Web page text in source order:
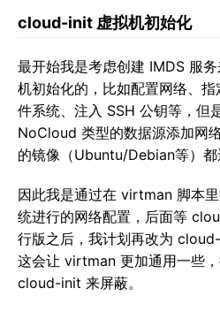
cloud-init 虚拟机初始化
最开始我是考虑创建 IMDS 服
机初始化的，比如配置网络、
件系统、注入 SSH 公钥等，
NoCloud 类型的数据源添加网
的镜像（Ubuntu/Debian等）都
因此我是通过在 virtman 脚本
统进行的网络配置，后面等
行版之后，我计划再改为
这会让 virtman 更加通用一些
cloud-init 来屏蔽。